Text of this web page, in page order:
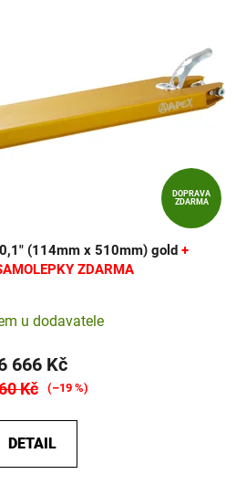
DOPRAVA
ZDARMA
(114mm x 510mm) gold +
ZDARMA
u dodavatele
666 Kč
Kč (–19 %)
DETAIL